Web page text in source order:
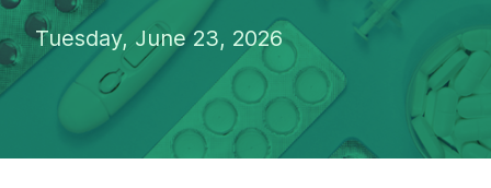
Tuesday, June 23, 2026